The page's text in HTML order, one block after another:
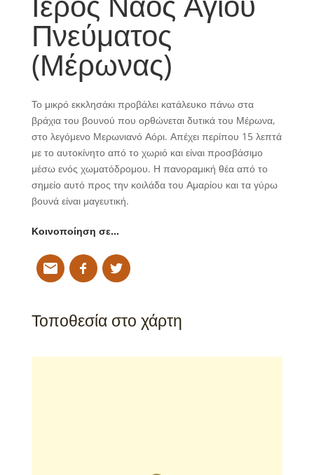
Πνεύματος
(Μέρωνας)
Το μικρό εκκλησάκι προβάλει κατάλευκο πάνω στα
βράχια του βουνού που ορθώνεται δυτικά του Μέρωνα,
στο λεγόμενο Μερωνιανό Αόρι. Απέχει περίπου 15 λεπτά
με το αυτοκίνητο από το χωριό και είναι προσβάσιμο
μέσω ενός χωματόδρομου. Η πανοραμική θέα από το
σημείο αυτό προς την κοιλάδα του Αμαρίου και τα γύρω
βουνά είναι μαγευτική.
Κοινοποίηση σε…
Τοποθεσία στο χάρτη